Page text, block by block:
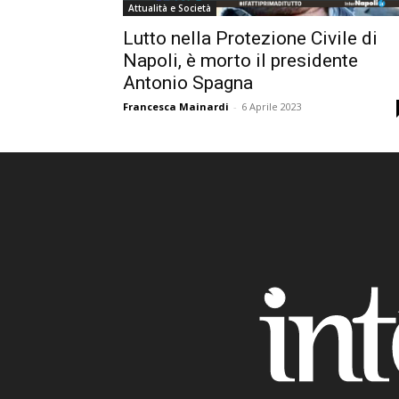
Attualità e Società
Lutto nella Protezione Civile di
Napoli, è morto il presidente
Antonio Spagna
Francesca Mainardi - 6 Aprile 2023